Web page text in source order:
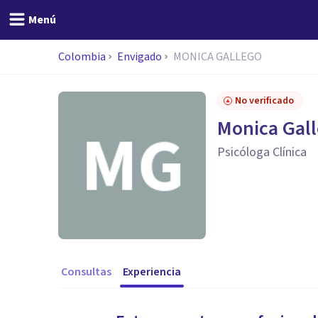
Menú
Colombia Envigado MONICA GALLEGO
No verificado
Monica
Psicóloga Clínica
Consultas Experiencia